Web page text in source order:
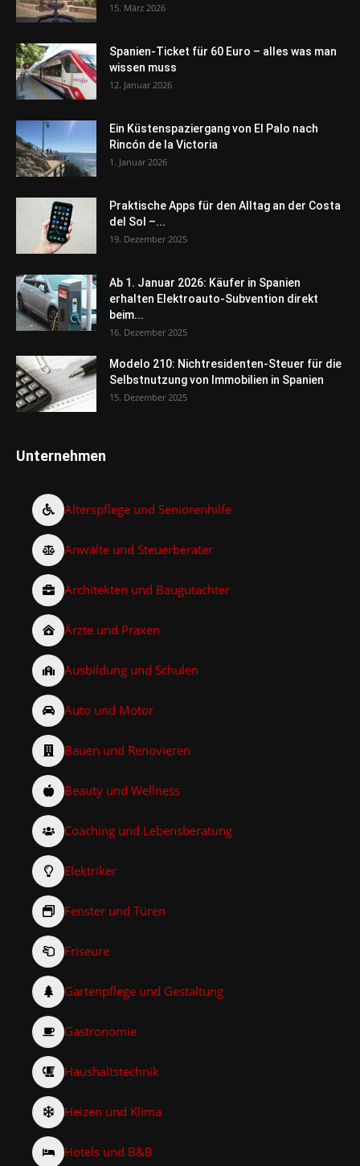
15. März 2026
Spanien-Ticket für 60 Euro – alles was man
wissen muss
12. Januar 2026
Ein Küstenspaziergang von El Palo nach
Rincón de la Victoria
1. Januar 2026
Praktische Apps für den Alltag an der Costa
del Sol –...
19. Dezember 2025
Ab 1. Januar 2026: Käufer in Spanien
erhalten Elektroauto-Subvention direkt
beim...
16. Dezember 2025
Modelo 210: Nichtresidenten-Steuer für die
Selbstnutzung von Immobilien in Spanien
15. Dezember 2025
Unternehmen
Alterspflege und Seniorenhilfe
Anwälte und Steuerberater
Architekten und Baugutachter
Ärzte und Praxen
Ausbildung und Schulen
Auto und Motor
Bauen und Renovieren
Beauty und Wellness
Coaching und Lebensberatung
Elektriker
Fenster und Türen
Friseure
Gartenpflege und Gestaltung
Gastronomie
Haushaltstechnik
Heizen und Klima
Hotels und B&B